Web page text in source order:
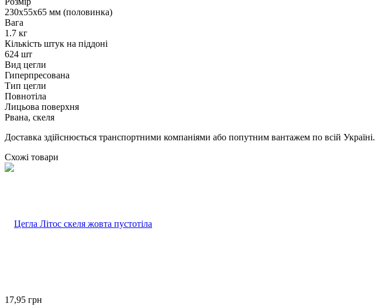
230х55х65 мм (половинка)
Вага
1.7 кг
Кількість штук на піддоні
624 шт
Вид цегли
Гиперпресована
Тип цегли
Повнотіла
Лицьова поверхня
Рвана, скеля
Доставка здійснюється транспортними компаніями або попутним вантажем по всій Україні.
Схожі товари
17,95 грн